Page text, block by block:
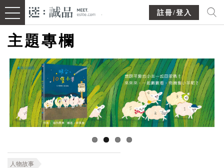
註冊/登入
主題專欄
人物故事